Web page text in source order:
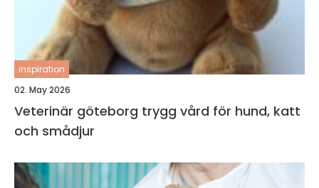
inspiration
02. May 2026
Veterinär göteborg trygg vård för hund, katt
och smådjur